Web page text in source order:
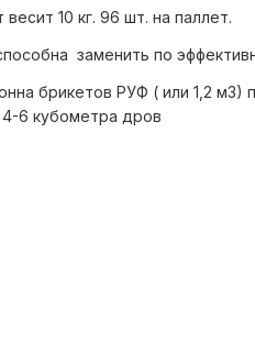
весит 10 кг. 96 шт. на паллет.
способна заменить по
брикетов РУФ ( или 1,2
6 кубометра дров